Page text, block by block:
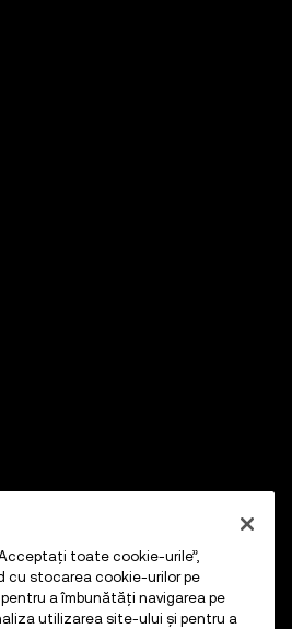
toate cookie-urile”,
cu stocarea cookie-urilor pe
a îmbunătăți navigarea pe
utilizarea site-ului și pentru a